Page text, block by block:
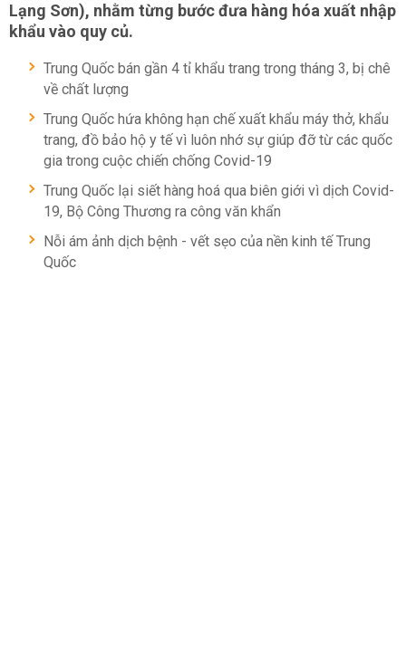
Lạng Sơn), nhằm từng bước đưa hàng hóa xuất nhập
khẩu vào quy củ.
Trung Quốc bán gần 4 tỉ khẩu trang trong tháng 3, bị chê
về chất lượng
Trung Quốc hứa không hạn chế xuất khẩu máy thở, khẩu
trang, đồ bảo hộ y tế vì luôn nhớ sự giúp đỡ từ các quốc
gia trong cuộc chiến chống Covid-19
Trung Quốc lại siết hàng hoá qua biên giới vì dịch Covid-
19, Bộ Công Thương ra công văn khẩn
Nỗi ám ảnh dịch bệnh - vết sẹo của nền kinh tế Trung
Quốc